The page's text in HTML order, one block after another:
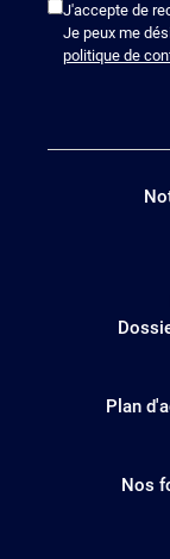
J'accepte de
Je peux me
politique de
Plan
Nos